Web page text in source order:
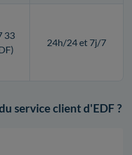
33
24h/24 et 7j/7
service client d'EDF ?